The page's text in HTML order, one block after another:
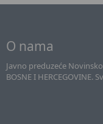
O nama
Javno preduzeće
BOSNE I HERCEGOVINE.